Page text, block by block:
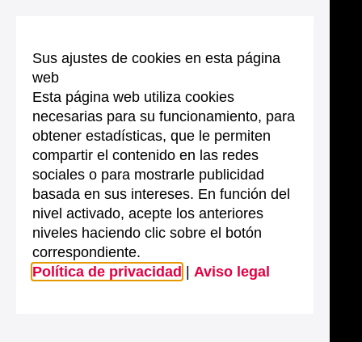
Sus ajustes de cookies en esta página
web
Esta página web utiliza cookies
necesarias para su funcionamiento, para
obtener estadísticas, que le permiten
compartir el contenido en las redes
sociales o para mostrarle publicidad
basada en sus intereses. En función del
nivel activado, acepte los anteriores
niveles haciendo clic sobre el botón
correspondiente.
Política de privacidad
Aviso legal